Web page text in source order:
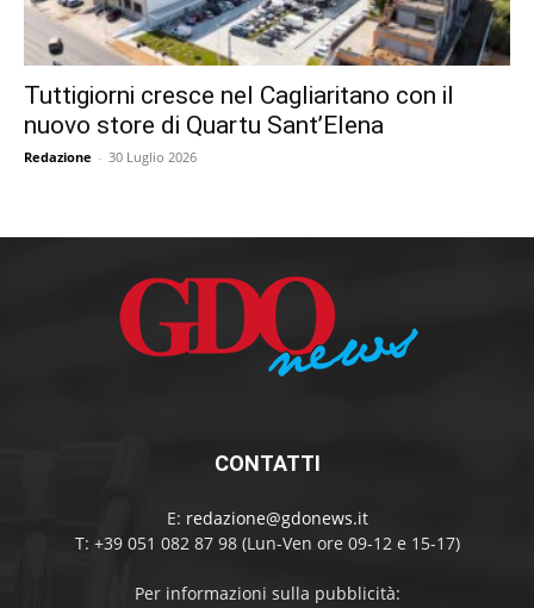
Tuttigiorni cresce nel Cagliaritano con il
nuovo store di Quartu Sant’Elena
Redazione - 30 Luglio 2026
CONTATTI
E: redazione@gdonews.it
T: +39 051 082 87 98 (Lun-Ven ore 09-12 e 15-17)
Per informazioni sulla pubblicità: